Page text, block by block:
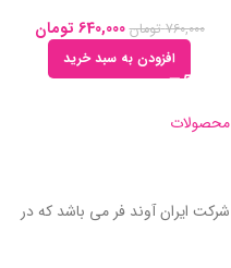
760,000 تومان 640,000 تومان
افزودن به سبد خرید
محصولات
ایران آوند فر می باشد که در